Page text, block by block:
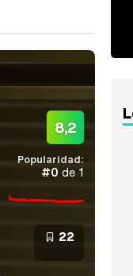
8,2
Popularidad:
#0 de 1
22